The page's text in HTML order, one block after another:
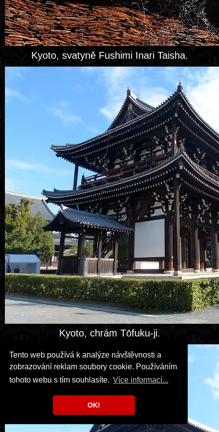
Tento web používá k analýze návštěvnosti a
zobrazování reklam soubory cookie. Používáním
tohoto webu s tím souhlasíte. Více informací...
OK!
Kyoto, svatyně Fushimi Inari Taisha.
Kyoto, chrám Tōfuku-ji.